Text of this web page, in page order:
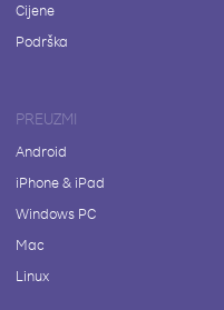
Cijene
Podrška
PREUZMI
Android
iPhone & iPad
Windows PC
Mac
Linux